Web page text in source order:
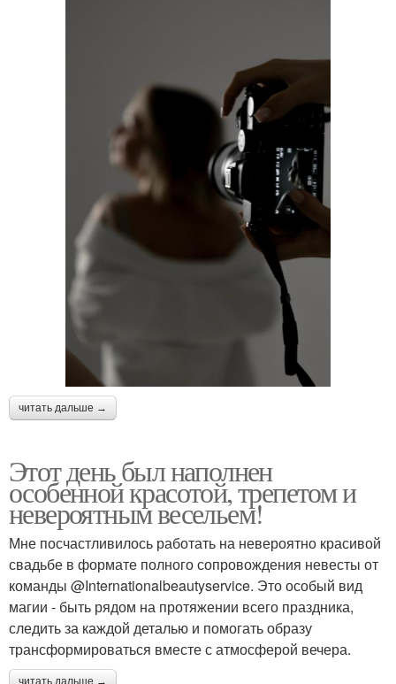
читать дальше →
Этот день был наполнен
особенной красотой, трепетом и
невероятным весельем!
Мне посчастливилось работать на невероятно красивой
свадьбе в формате полного сопровождения невесты от
команды @Internationalbeautyservice. Это особый вид
магии - быть рядом на протяжении всего праздника,
следить за каждой деталью и помогать образу
трансформироваться вместе с атмосферой вечера.
читать дальше →